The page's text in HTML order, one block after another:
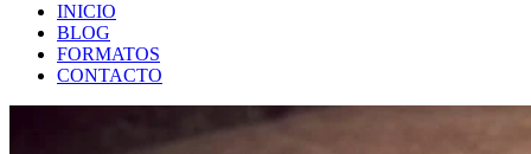
INICIO
BLOG
FORMATOS
CONTACTO